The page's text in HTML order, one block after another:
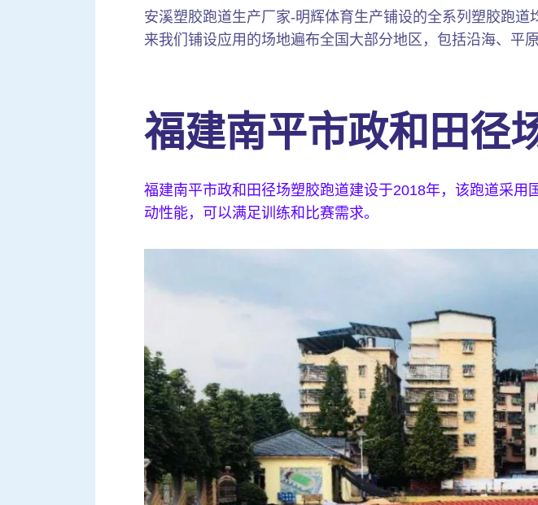
安溪塑胶跑道生产厂家-明辉体育生产铺设的全系列塑胶跑
来我们铺设应用的场地遍布全国大部分地区，包括沿海、平
福建南平市政和田径
福建南平市政和田径场塑胶跑道建设于2018年，该跑道采
动性能，可以满足训练和比赛需求。